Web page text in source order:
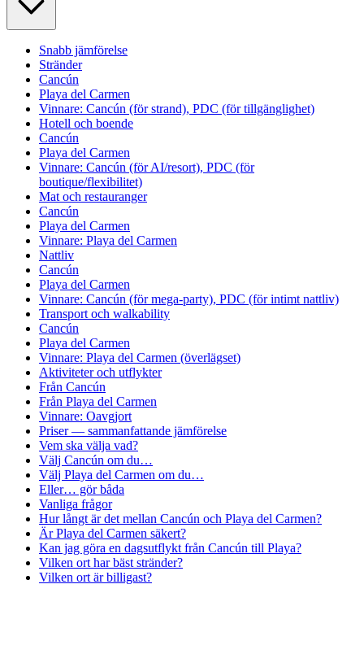
Snabb jämförelse
Stränder
Cancún
Playa del Carmen
Vinnare: Cancún (för strand), PDC (för tillgänglighet)
Hotell och boende
Cancún
Playa del Carmen
Vinnare: Cancún (för AI/resort), PDC (för
boutique/flexibilitet)
Mat och restauranger
Cancún
Playa del Carmen
Vinnare: Playa del Carmen
Nattliv
Cancún
Playa del Carmen
Vinnare: Cancún (för mega-party), PDC (för intimt nattliv)
Transport och walkability
Cancún
Playa del Carmen
Vinnare: Playa del Carmen (överlägset)
Aktiviteter och utflykter
Från Cancún
Från Playa del Carmen
Vinnare: Oavgjort
Priser — sammanfattande jämförelse
Vem ska välja vad?
Välj Cancún om du…
Välj Playa del Carmen om du…
Eller… gör båda
Vanliga frågor
Hur långt är det mellan Cancún och Playa del Carmen?
Är Playa del Carmen säkert?
Kan jag göra en dagsutflykt från Cancún till Playa?
Vilken ort har bäst stränder?
Vilken ort är billigast?